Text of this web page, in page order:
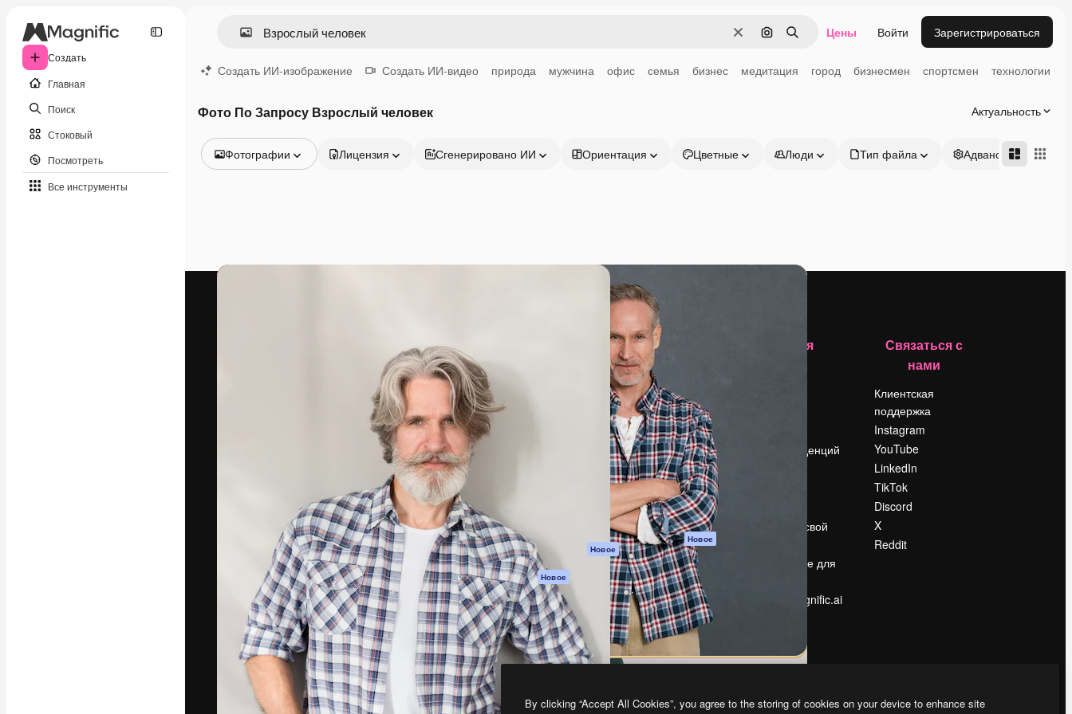
Создать
Главная
Поиск
Стоковый
Посмотреть
Все инструменты
ОчиститьПоиск по изображению
Поиск Цены Войти Зарегистрироваться
Создать ИИ-изображение Создать ИИ-видео природа мужчина офис семья бизнес медитация город бизнесмен спортсмен технологии
Фото По Запросу Взрослый человек Актуальность
Фотографии
Видео
Лицензия Сгенерировано ИИ Ориентация Цветные Люди Тип файла Адвансд
Креативная платформа для создания
ваших лучших работ. Более 1 миллиона
подписчиков среди креаторов,
предприятий, агентств и студий.
Генератор
Стоковый контент
MCP для
Claude/ChatGPT
Новое
Агенты Новое
API
Мобильное
приложение
Все инструменты
Magnific
Начать
Academy
Документация по
Пакету ИИ
Служба
поддержки
Условия и
положения
Политика
конфиденциальности
Оригиналы Новое
Политика файлов
cookie
Центр доверия
Партнеры
Предприятие
Компания
Поиск тенденций
Продайте свой
Помещение для
Ищете magnific.ai
Связаться с
нами
Клиентская
поддержка
Instagram
YouTube
LinkedIn
TikTok
Discord
X
Reddit
By clicking “Accept All Cookies”, you agree to the storing of cookies on your device to enhance site